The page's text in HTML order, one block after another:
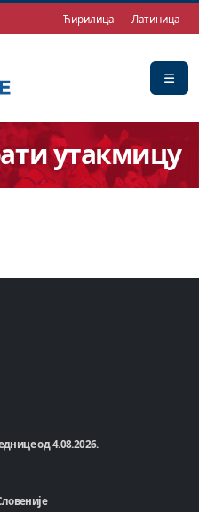
Ћирилица Латиница
утакмицу
од 4.08.2026.